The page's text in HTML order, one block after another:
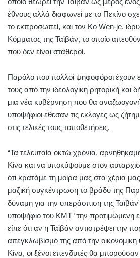
έθνους αλλά διαφωνεί με το Πεκίνο
το εκπροσωπεί, και τον Ko Wen-je,
Κόμματος της Ταϊβάν, το οποίο
που δεν είναι σταθεροί.
Παρόλο που πολλοί ψηφοφόροι έχουν
τους από την ιδεολογική ρητορική και
μια νέα κυβέρνηση που θα
υποψήφιοι έθεσαν τις εκλογές ως
στις τελικές τους τοποθετήσεις.
“Τα τελευταία οκτώ χρόνια,
Κίνα και να υποκύψουμε στον
ότι κρατάμε τη μοίρα μας στα χέρια
μαζική συγκέντρωση το βράδυ της
δύναμη για την υπεράσπιση της
υποψήφιο του KMT “την προτιμώμενη
είπε ότι αν η Ταϊβάν αντιστρέψει την
απεγκλωβισμό της από την
Κίνα, οι ξένοι επενδυτές θα